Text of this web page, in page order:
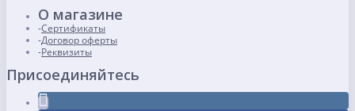
О магазине
Сертификаты
Договор оферты
Реквизиты
Присоединяйтесь